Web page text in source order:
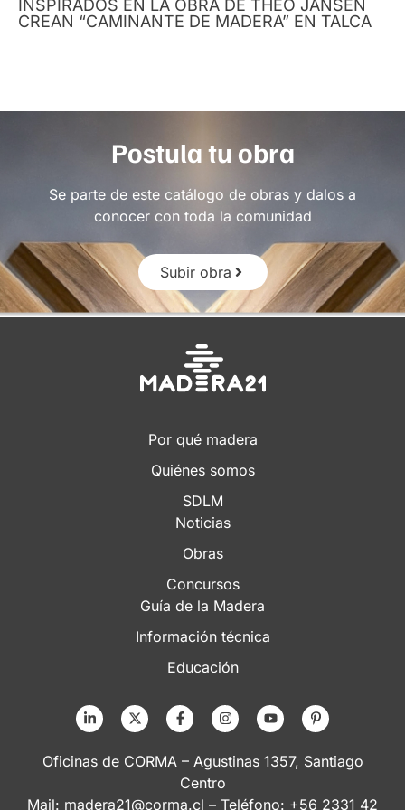
INSPIRADOS EN LA OBRA DE THEO JANSEN
CREAN “CAMINANTE DE MADERA” EN TALCA
Postula tu obra
Se parte de este catálogo de obras y dalos a
conocer con toda la comunidad
Subir obra
Por qué madera
Quiénes somos
SDLM
Noticias
Obras
Concursos
Guía de la Madera
Información técnica
Educación
Oficinas de CORMA – Agustinas 1357, Santiago
Centro
Mail: madera21@corma.cl – Teléfono: +56 2331 42